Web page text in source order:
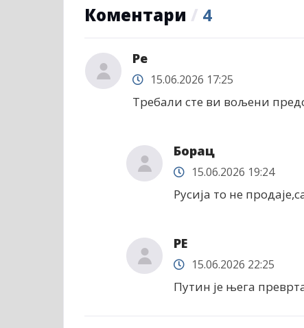
Коментари / 4
Ре
15.06.2026 17:25
Требали сте ви вољени
Борац
15.06.2026 19:24
Русија то не
РЕ
15.06.2026 22:25
Путин је њега